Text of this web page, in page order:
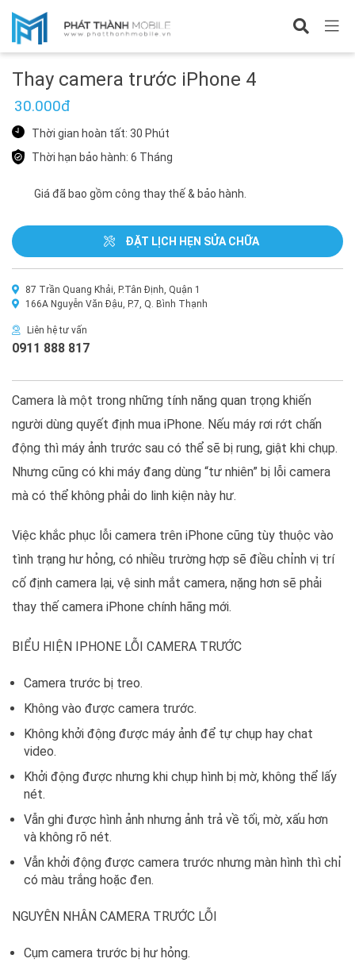
Sửa iPhone 4
Thay camera trước iPhone 4
30.000đ
Thời gian hoàn tất: 30 Phút
Thời hạn bảo hành: 6 Tháng
Giá đã bao gồm công thay thế & bảo hành.
ĐẶT LỊCH HẸN SỬA CHỮA
87 Trần Quang Khải, P.Tân Định, Quận 1
166A Nguyễn Văn Đậu, P.7, Q. Bình Thạnh
Liên hệ tư vấn
0911 888 817
Camera là một trong những tính năng quan trọng khiến
người dùng quyết định mua iPhone. Nếu máy rơi rớt chấn
động thì máy ảnh trước sau có thể sẽ bị rung, giật khi chụp.
Nhưng cũng có khi máy đang dùng “tư nhiên” bị lỗi camera
mà có thể không phải do linh kiện này hư.
Việc khắc phục lỗi camera trên iPhone cũng tùy thuộc vào
tình trạng hư hỏng, có nhiều trường hợp sẽ điều chỉnh vị trí
cố định camera lại, vệ sinh mắt camera, nặng hơn sẽ phải
thay thế camera iPhone chính hãng mới.
BIỂU HIỆN IPHONE LỖI CAMERA TRƯỚC
Camera trước bị treo.
Không vào được camera trước.
Không khởi động được máy ảnh để tự chụp hay chat
video.
Khởi động được nhưng khi chụp hình bị mờ, không thể lấy
nét.
Vẫn ghi được hình ảnh nhưng ảnh trả về tối, mờ, xấu hơn
và không rõ nét.
Vẫn khởi động được camera trước nhưng màn hình thì chỉ
có màu trắng hoặc đen.
NGUYÊN NHÂN CAMERA TRƯỚC LỖI
Cụm camera trước bị hư hỏng.